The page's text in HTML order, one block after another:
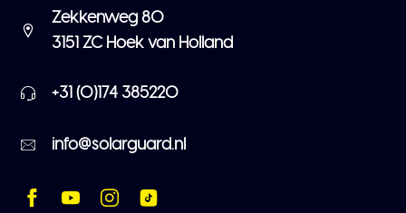
Zekkenweg 80
3151 ZC Hoek van Holland
+31 (0)174 385220
info@solarguard.nl